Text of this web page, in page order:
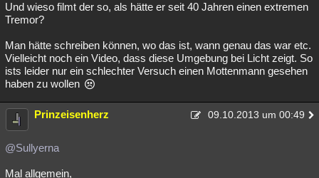
Und wieso filmt der so, als hätte er seit 40 Jahren einen extremen
Tremor?
Man hätte schreiben können, wo das ist, wann genau das war etc.
Vielleicht noch ein Video, dass diese Umgebung bei Licht zeigt. So
ists leider nur ein schlechter Versuch einen Mottenmann gesehen
haben zu wollen
Prinzeisenherz 09.10.2013 um 00:49
@Sullyerna
Mal allgemein,